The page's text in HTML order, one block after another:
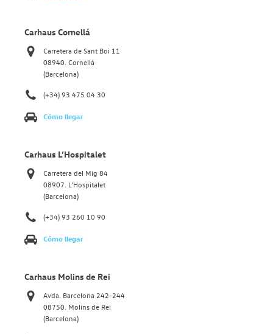
Carhaus Cornellá
Carretera de Sant Boi 11
08940. Cornellá
(Barcelona)
(+34) 93 475 04 30
Cómo llegar
Carhaus L’Hospitalet
Carretera del Mig 84
08907. L’Hospitalet
(Barcelona)
(+34) 93 260 10 90
Cómo llegar
Carhaus Molins de Rei
Avda. Barcelona 242-244
08750. Molins de Rei
(Barcelona)